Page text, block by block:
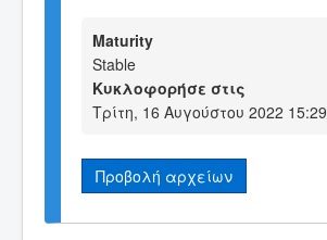
Maturity
Stable
Κυκλοφορήσε στις
Τρίτη, 16 Αυγούστου 2022 15:29
Προβολή αρχείων